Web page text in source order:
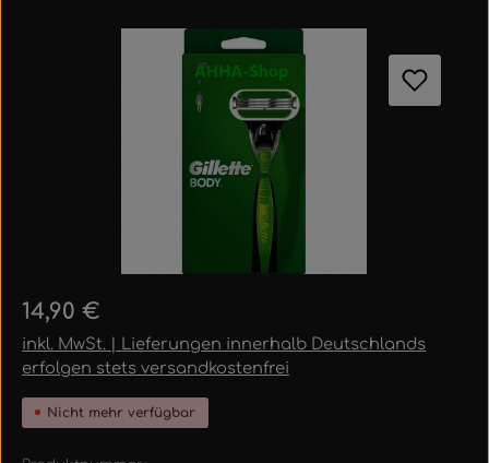
Bildergalerie überspringen
Regulärer Preis:
14,90 €
inkl. MwSt. | Lieferungen innerhalb Deutschlands
erfolgen stets versandkostenfrei
Nicht mehr verfügbar